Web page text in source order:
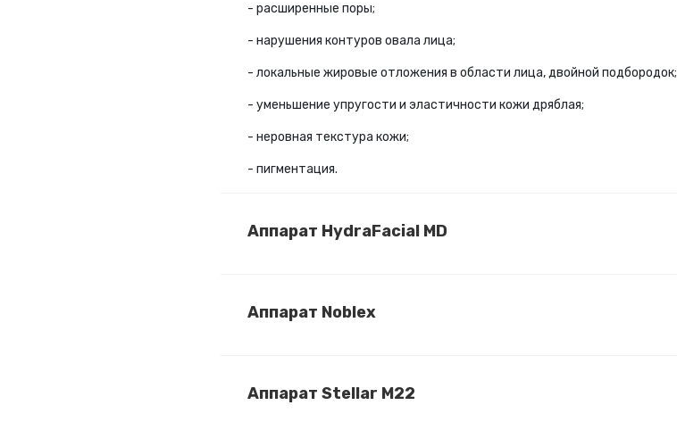
- расширенные поры;
- нарушения контуров овала лица;
- локальные жировые отложения в области лица, двойной подбородок;
- уменьшение упругости и эластичности кожи дряблая;
- неровная текстура кожи;
- пигментация.
Аппарат HydraFacial MD
Аппарат Noblex
Аппарат Stellar M22